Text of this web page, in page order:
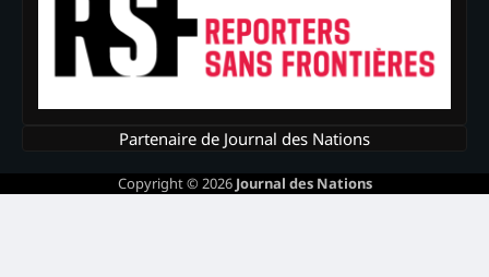
Partenaire de Journal des Nations
Copyright © 2026 Journal des Nations